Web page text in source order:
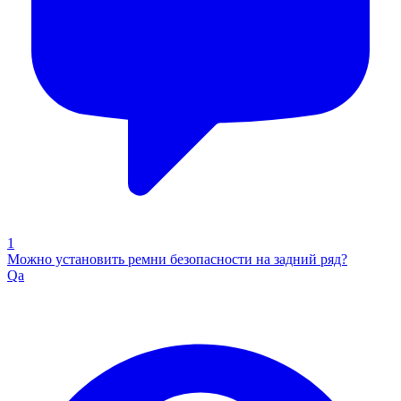
1
Можно установить ремни безопасности на задний ряд?
Qa